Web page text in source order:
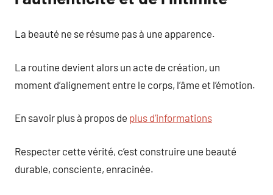
La beauté ne se résume pas à une apparence.
La routine devient alors un acte de création, un
moment d’alignement entre le corps, l’âme et l’émotion.
En savoir plus à propos de plus d’informations
Respecter cette vérité, c’est construire une beauté
durable, consciente, enracinée.